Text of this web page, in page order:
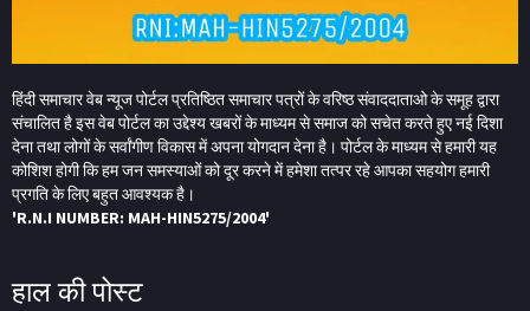
हिंदी समाचार वेब न्यूज पोर्टल प्रतिष्ठित समाचार पत्रों के वरिष्ठ संवाददाताओ के समूह द्वारा
संचालित है इस वेब पोर्टल का उद्देश्य खबरों के माध्यम से समाज को सचेत करते हुए नई दिशा
देना तथा लोगों के सर्वांगीण विकास में अपना योगदान देना है। पोर्टल के माध्यम से हमारी यह
कोशिश होगी कि हम जन समस्याओं को दूर करने में हमेशा तत्पर रहे आपका सहयोग हमारी
प्रगति के लिए बहुत आवश्यक है।
'R.N.I NUMBER: MAH-HIN5275/2004'
हाल की पोस्ट